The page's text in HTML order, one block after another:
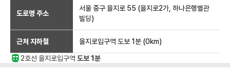
도로명 주소
서울 중구 을지로 55 (을지로2가, 하나은행별관
빌딩)
근처 지하철 을지로입구역 도보 1분 (0km)
2호선 을지로입구역 도보 1분